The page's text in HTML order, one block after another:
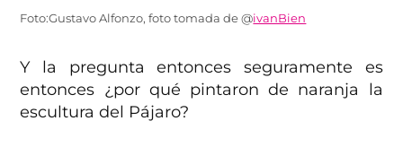
Foto:Gustavo Alfonzo, foto tomada de @ivanBien
Y la pregunta entonces seguramente es
entonces ¿por qué pintaron de naranja la
escultura del Pájaro?